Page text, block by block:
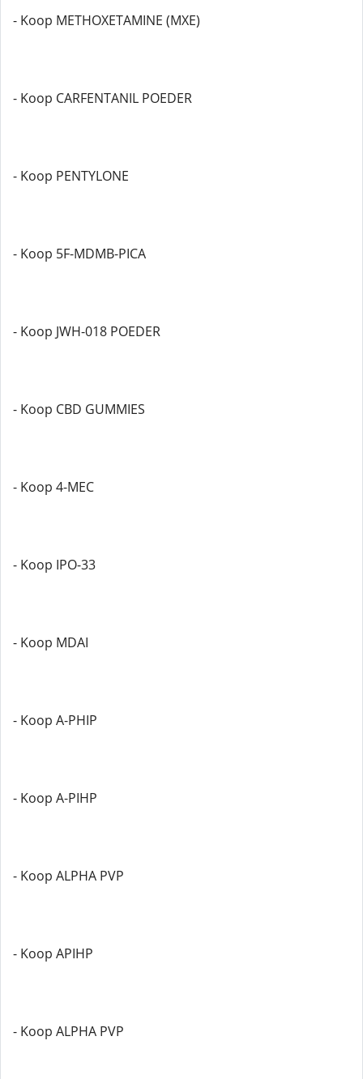
- Koop METHOXETAMINE (MXE)
- Koop CARFENTANIL POEDER
- Koop PENTYLONE
- Koop 5F-MDMB-PICA
- Koop JWH-018 POEDER
- Koop CBD GUMMIES
- Koop 4-MEC
- Koop IPO-33
- Koop MDAI
- Koop A-PHIP
- Koop A-PIHP
- Koop ALPHA PVP
- Koop APIHP
- Koop ALPHA PVP